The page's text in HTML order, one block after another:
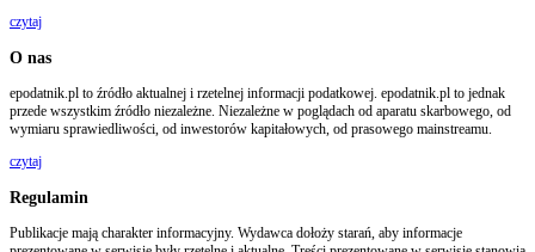
czytaj
O nas
epodatnik.pl to źródło aktualnej i rzetelnej informacji podatkowej. epodatnik.pl to jednak
przede wszystkim źródło niezależne. Niezależne w poglądach od aparatu skarbowego, od
wymiaru sprawiedliwości, od inwestorów kapitałowych, od prasowego mainstreamu.
czytaj
Regulamin
Publikacje mają charakter informacyjny. Wydawca dołoży starań, aby informacje